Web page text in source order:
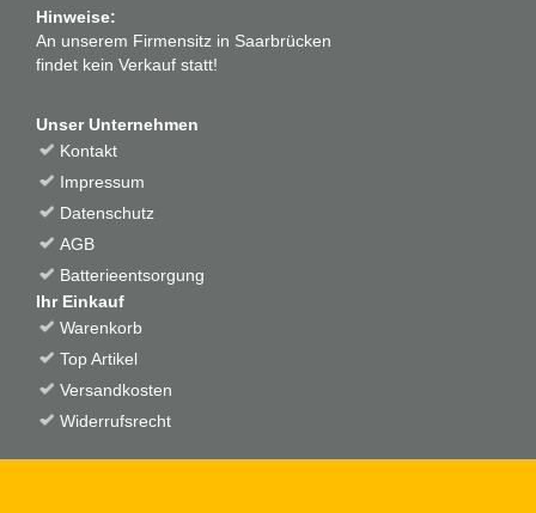
Hinweise:
An unserem Firmensitz in Saarbrücken
findet kein Verkauf statt!
Unser Unternehmen
Kontakt
Impressum
Datenschutz
AGB
Batterieentsorgung
Ihr Einkauf
Warenkorb
Top Artikel
Versandkosten
Widerrufsrecht